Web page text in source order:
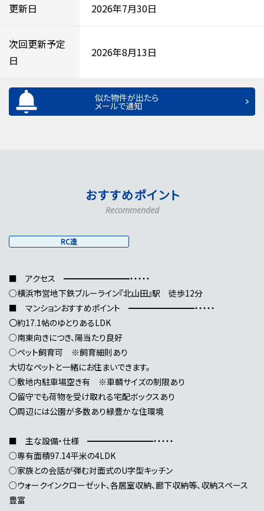
更新日 2026年7月30日
次回更新予定
日
2026年8月13日
似た物件が出たら
メールで通知
おすすめポイント
Recommended
RC造
■ アクセス ━━━━━━━━・・・・・
○横浜市営地下鉄ブルーライン『北山田』駅 徒歩12分
■ マンションおすすめポイント ━━━━━━━━・・・・・
〇約17.1帖のゆとりあるLDK
○南東向きにつき、陽当たり良好
○ペット飼育可 ※飼育細則あり
大切なペットと一緒にお住まいできます。
○敷地内駐車場空き有 ※車輌サイズの制限あり
〇留守でも荷物を受け取れる宅配ボックスあり
〇周辺には公園が多数あり緑豊かな住環境
■ 主な設備・仕様 ━━━━━━━━・・・・・
○専有面積97.14平米の4LDK
○家族との会話が弾む対面式のU字型キッチン
○ウォークインクローゼット、各居室収納、廊下収納等、収納スペース
豊富